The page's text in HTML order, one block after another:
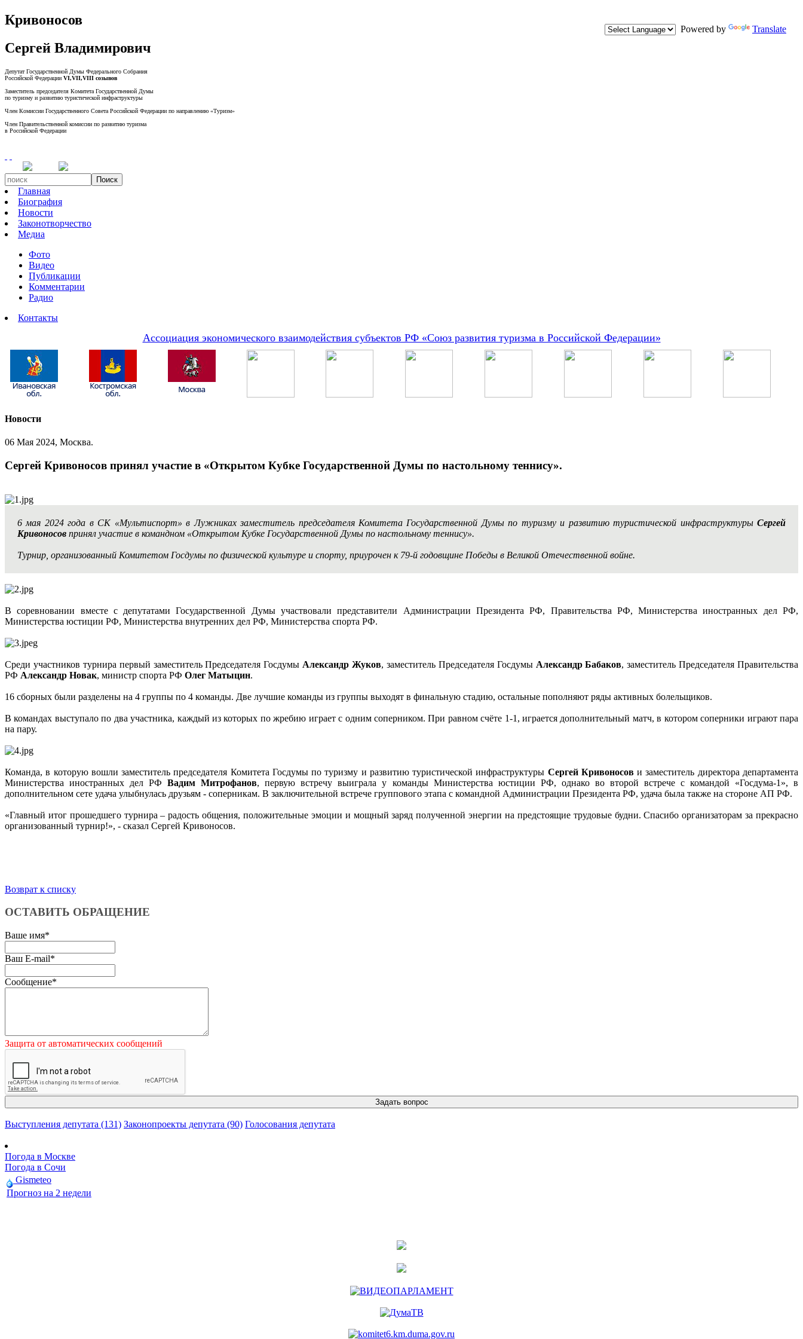
Powered by Translate
Кривоносов
Сергей Владимирович
Депутат Государственной Думы Федерального Собрания
Российской Федерации VI,VII,VIII созывов
Заместитель председателя Комитета Государственной Думы
по туризму и развитию туристической инфраструктуры
Член Комиссии Государственного Совета Российской Федерации по направлению «Туризм»
Член Правительственной комиссии по развитию туризма
в Российской Федерации
Поиск
Главная
Биография
Новости
Законотворчество
Медиа
Фото
Видео
Публикации
Комментарии
Радио
Контакты
Ассоциация экономического взаимодействия субъектов РФ «Союз развития туризма в Российской Федерации»
Новости
06 Мая 2024, Москва.
Сергей Кривоносов принял участие в «Открытом Кубке Государственной Думы по настольному теннису».
6 мая 2024 года в СК «Мультиспорт» в Лужниках заместитель председателя Комитета Государственной Думы по туризму и развитию туристической инфраструктуры Сергей
Кривоносов принял участие в командном «Открытом Кубке Государственной Думы по настольному теннису».
Турнир, организованный Комитетом Госдумы по физической культуре и спорту, приурочен к 79-й годовщине Победы в Великой Отечественной войне.
В соревновании вместе с депутатами Государственной Думы участвовали представители Администрации Президента РФ, Правительства РФ, Министерства иностранных дел РФ,
Министерства юстиции РФ, Министерства внутренних дел РФ, Министерства спорта РФ.
Среди участников турнира первый заместитель Председателя Госдумы Александр Жуков, заместитель Председателя Госдумы Александр Бабаков, заместитель Председателя Правительства
РФ Александр Новак, министр спорта РФ Олег Матыцин.
16 сборных были разделены на 4 группы по 4 команды. Две лучшие команды из группы выходят в финальную стадию, остальные пополняют ряды активных болельщиков.
В командах выступало по два участника, каждый из которых по жребию играет с одним соперником. При равном счёте 1-1, играется дополнительный матч, в котором соперники играют пара
на пару.
Команда, в которую вошли заместитель председателя Комитета Госдумы по туризму и развитию туристической инфраструктуры Сергей Кривоносови заместитель директора департамента
Министерства иностранных дел РФВадим Митрофанов, первую встречу выиграла у команды Министерства юстиции РФ, однако во второй встрече с командой «Госдума-1», в
дополнительном сете удача улыбнулась друзьям - соперникам. В заключительной встрече группового этапа с командной Администрации Президента РФ, удача была также на стороне АП РФ.
«Главный итог прошедшего турнира – радость общения, положительные эмоции и мощный заряд полученной энергии на предстоящие трудовые будни. Спасибо организаторам за прекрасно
организованный турнир!», - сказал Сергей Кривоносов.
Возврат к списку
ОСТАВИТЬ ОБРАЩЕНИЕ
Ваше имя*
Ваш E-mail*
Сообщение*
Защита от автоматических сообщений
Выступления депутата (131) Законопроекты депутата (90) Голосования депутата
Погода в Москве
Погода в Сочи
Gismeteo
Прогноз на 2 недели